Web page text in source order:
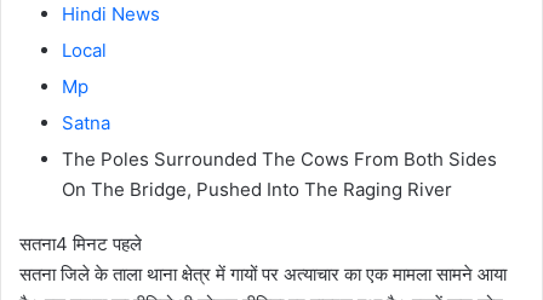
Hindi News
Local
Mp
Satna
The Poles Surrounded The Cows From Both Sides
On The Bridge, Pushed Into The Raging River
सतना4 मिनट पहले
सतना जिले के ताला थाना क्षेत्र में गायों पर अत्याचार का एक मामला सामने आया